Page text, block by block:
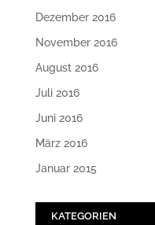
Dezember 2016
November 2016
August 2016
Juli 2016
Juni 2016
März 2016
Januar 2015
KATEGORIEN